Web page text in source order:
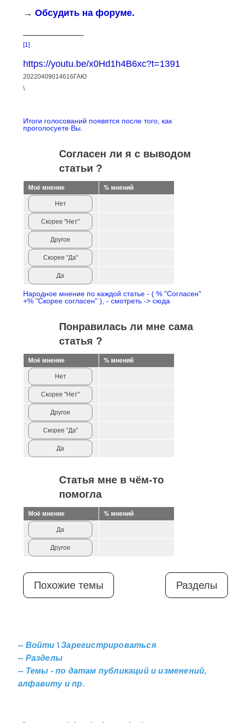
→ Обсудить на форуме.
[1]
https://youtu.be/x0Hd1h4B6xc?t=1391
20220409014616ГАЮ
\
Итоги голосований появятся после того, как
проголосуете Вы.
Согласен ли я с выводом
статьи ?
Моё мнение % мнений
Нет
Скорее "Нет"
Другое
Скорее "Да"
Да
Народное мнение по каждой статье - ( % "Согласен"
+% "Скорее согласен" ), - смотреть -> сюда
Понравилась ли мне сама
статья ?
Моё мнение % мнений
Нет
Скорее "Нет"
Другое
Скорее "Да"
Да
Статья мне в чём-то
помогла
Моё мнение % мнений
Да
Другое
Похожие темы Разделы
-- Войти \ Зарегистрироваться
-- Разделы
-- Темы - по датам публикаций и изменений,
алфавиту и пр.